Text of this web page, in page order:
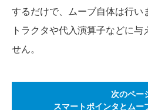
するだけで、ムーブ自体は行い
トラクタや代入演算子などに
せん。
次のペー
スマートポインタとムー